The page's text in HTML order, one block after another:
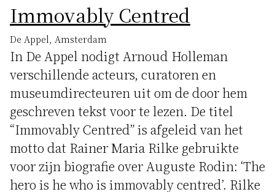
Immovably Centred
De Appel, Amsterdam
In De Appel nodigt Arnoud Holleman
verschillende acteurs, curatoren en
museumdirecteuren uit om de door hem
geschreven tekst voor te lezen. De titel
“Immovably Centred” is afgeleid van het
motto dat Rainer Maria Rilke gebruikte
voor zijn biografie over Auguste Rodin: ‘The
hero is he who is immovably centred’. Rilke